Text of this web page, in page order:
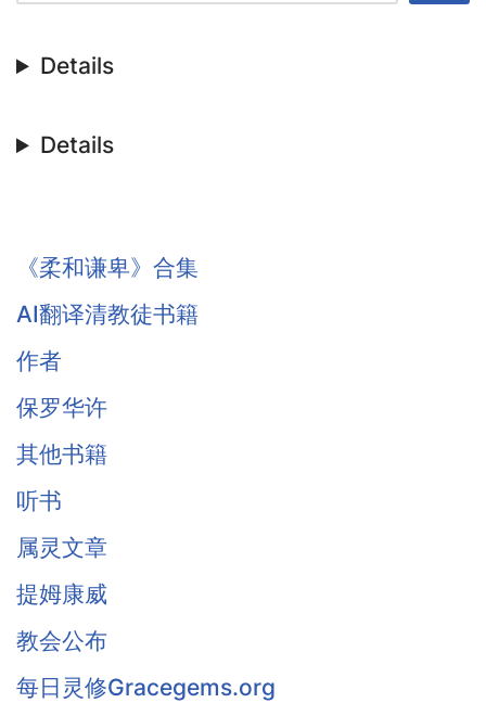
Details
Details
《柔和谦卑》合集
AI翻译清教徒书籍
作者
保罗华许
其他书籍
听书
属灵文章
提姆康威
教会公布
每日灵修Gracegems.org